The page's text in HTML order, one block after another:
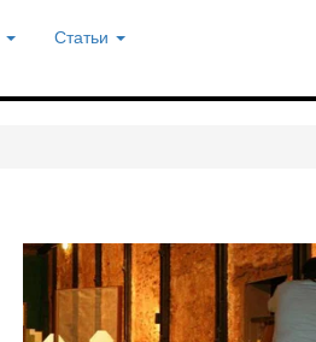
Статьи